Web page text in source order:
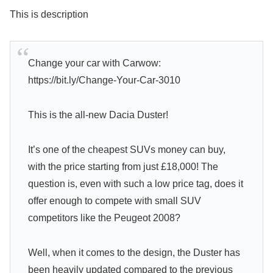
This is description
Change your car with Carwow:
https://bit.ly/Change-Your-Car-3010
This is the all-new Dacia Duster!
It’s one of the cheapest SUVs money can buy,
with the price starting from just £18,000! The
question is, even with such a low price tag, does it
offer enough to compete with small SUV
competitors like the Peugeot 2008?
Well, when it comes to the design, the Duster has
been heavily updated compared to the previous